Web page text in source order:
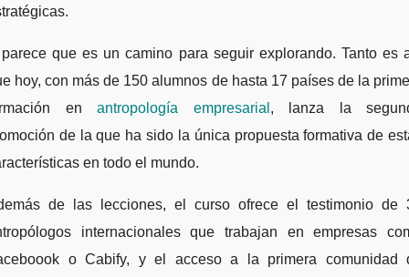
que es un camino para seguir explorando. Tanto es
hoy, con más de 150 alumnos de hasta 17 países de la
en antropología empresarial , lanza la
de la que ha sido la única propuesta formativa de
en todo el mundo.
de las lecciones, el curso ofrece el testimonio de
internacionales que trabajan en empresas
o Cabify, y el acceso a la primera comunidad